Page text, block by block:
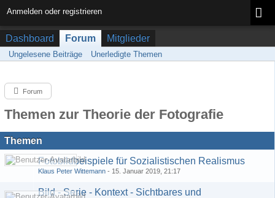
Anmelden oder registrieren
Dashboard Forum Mitglieder
Ungelesene Beiträge Unerledigte Themen
Forum
Themen zur Theorie der Fotografie
Themen
Fotobildbeispiele für Sozialistischen Realismus
Klaus Peter Wittemann - 15. Januar 2019, 21:17
Bild - Serie - Kontext - Sichtbares und